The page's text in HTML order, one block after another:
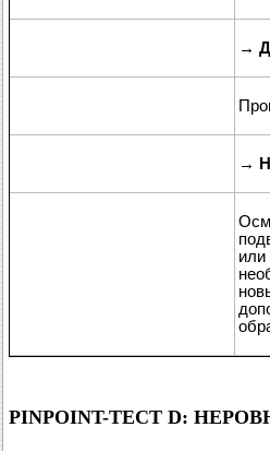
→
→
или
PINPOINT-ТЕСТ D: